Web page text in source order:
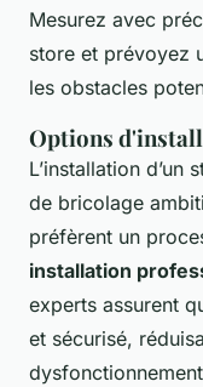
Mesurez avec
store et prévoyez
les obstacles
Options
L’installation
de bricolage
préfèrent un
installation
experts assurent
et sécurisé,